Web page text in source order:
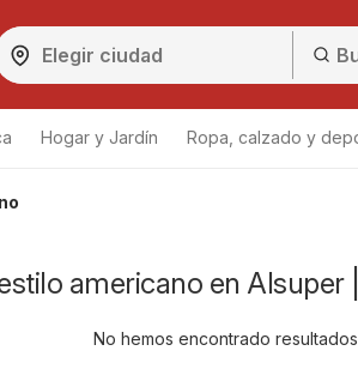
Hogar y Jardín Ropa, calzado y
americano en Alsuper
No hemos encontrado